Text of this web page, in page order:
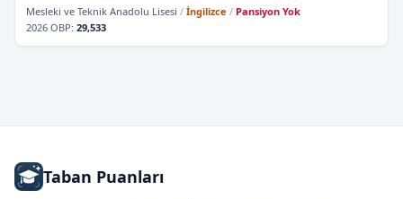
Mesleki ve Teknik Anadolu Lisesi / İngilizce / Pansiyon Yok
2026 OBP: 29,533
Taban Puanları